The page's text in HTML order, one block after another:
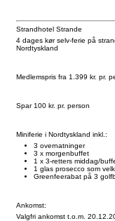
Strandhotel Strande
4 dages kør selv-ferie på
Nordtyskland
Medlemspris fra 1.399 kr. pr.
Spar 100 kr. pr. person
Miniferie i Nordtyskland inkl.:
3 overnatninger
3 x morgenbuffet
1 x 3-retters middag/
1 glas prosecco som
Greenfeerabat på 3
Ankomst:
Valgfri ankomst t.o.m.